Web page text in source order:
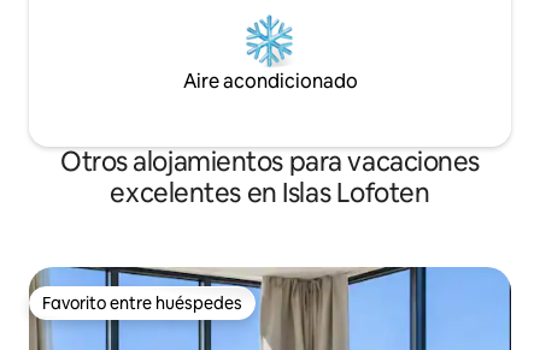
Aire acondicionado
Otros alojamientos para vacaciones
excelentes en Islas Lofoten
Favorito entre huéspedes
Favorito entre huéspedes